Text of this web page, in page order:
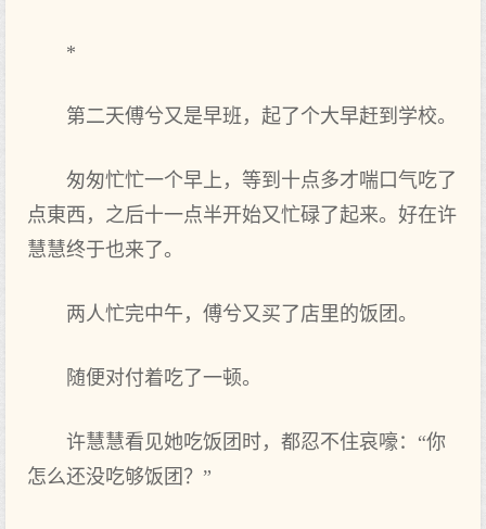
*
第二天傅兮又是早班，起了个大早赶到学校。
匆匆忙忙一个早上，等到十点多才喘口气吃了
点東西，之后十一点半开始又忙碌了起来。好在许
慧慧终于也来了。
两人忙完中午，傅兮又买了店里的饭团。
随便对付着吃了一顿。
许慧慧看见她吃饭团时，都忍不住哀嚎：“你
怎么还没吃够饭团？”